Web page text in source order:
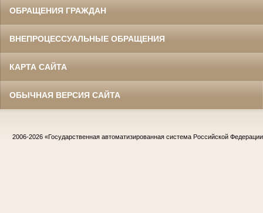
ОБРАЩЕНИЯ ГРАЖДАН
ВНЕПРОЦЕССУАЛЬНЫЕ ОБРАЩЕНИЯ
КАРТА САЙТА
ОБЫЧНАЯ ВЕРСИЯ САЙТА
2006-2026 «Государственная автоматизированная система Российской